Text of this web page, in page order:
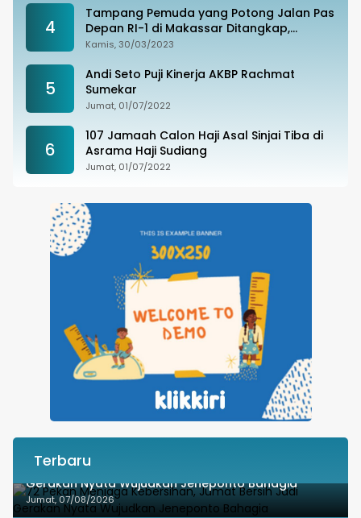
4
Tampang Pemuda yang Potong Jalan Pas
Depan RI-1 di Makassar Ditangkap,
Ternyata Joki Balapan Liar
Kamis, 30/03/2023
5
Andi Seto Puji Kinerja AKBP Rachmat
Sumekar
Jumat, 01/07/2022
6
107 Jamaah Calon Haji Asal Sinjai Tiba di
Asrama Haji Sudiang
Jumat, 01/07/2022
Terbaru
72 Pekan Menjaga Kebersihan, Jumat Bersih Jadi
Gerakan Nyata Wujudkan Jeneponto Bahagia
Jumat, 07/08/2026